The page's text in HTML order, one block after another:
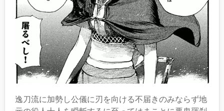
逸刀流に加勢し公儀に刃を向ける不届きのみならず地